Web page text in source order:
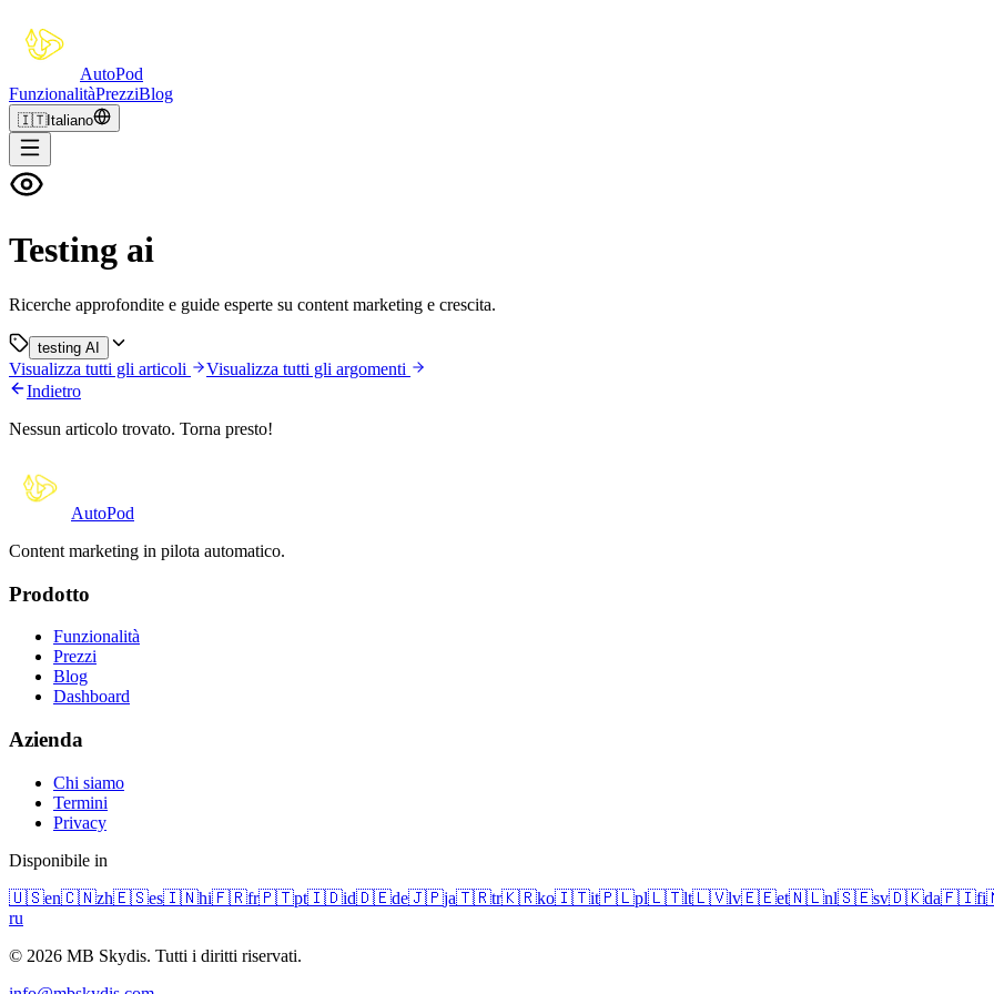
AutoPod
FunzionalitàPrezziBlog
🇮🇹Italiano
Testing ai
Ricerche approfondite e guide esperte su content marketing e crescita.
testing AI
Visualizza tutti gli articoli
Visualizza tutti gli argomenti
Indietro
Nessun articolo trovato. Torna presto!
AutoPod
Content marketing in pilota automatico.
Prodotto
Funzionalità
Prezzi
Blog
Dashboard
Azienda
Chi siamo
Termini
Privacy
Disponibile in
🇺🇸en🇨🇳zh🇪🇸es🇮🇳hi🇫🇷fr🇵🇹pt🇮🇩id🇩🇪de🇯🇵ja🇹🇷tr🇰🇷ko🇮🇹it🇵🇱pl🇱🇹lt🇱🇻lv🇪🇪et🇳🇱nl🇸🇪sv🇩🇰da🇫🇮fi
ru
© 2026 MB Skydis. Tutti i diritti riservati.